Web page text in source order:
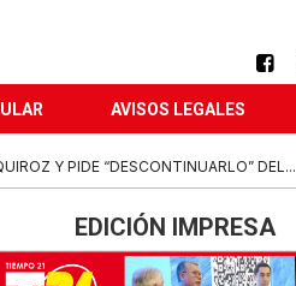
AVISOS LEGALES
Y PIDE “DESCONTINUARLO” DEL...
EDICIÓN IMPRESA